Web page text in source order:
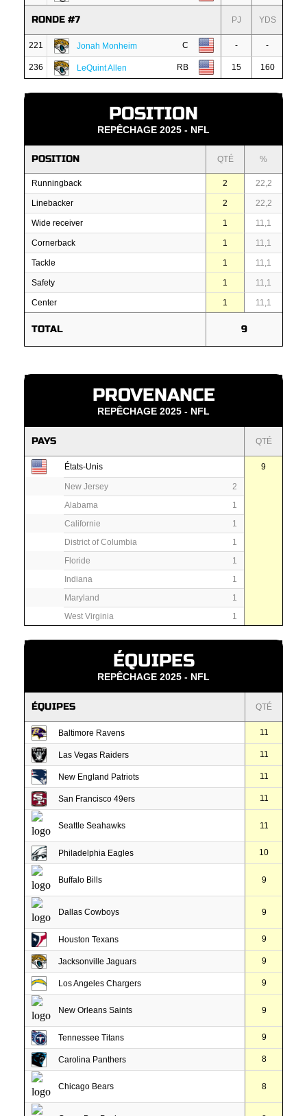
RONDE #7 PJ YDS
221 Jonah Monheim C - -
236 LeQuint Allen RB 15 160
POSITION
REPÊCHAGE 2025 - NFL
POSITION QTÉ %
Runningback 2 22,2
Linebacker 2 22,2
Wide receiver 1 11,1
Cornerback 1 11,1
Tackle 1 11,1
Safety 1 11,1
Center 1 11,1
TOTAL 9
PROVENANCE
REPÊCHAGE 2025 - NFL
PAYS QTÉ
États-Unis 9
New Jersey
2
Alabama
1
Californie
1
District of Columbia
1
Floride
1
Indiana
1
Maryland
1
West Virginia
1
ÉQUIPES
REPÊCHAGE 2025 - NFL
ÉQUIPES QTÉ
Baltimore Ravens 11
Las Vegas Raiders 11
New England Patriots 11
San Francisco 49ers 11
Seattle Seahawks 11
Philadelphia Eagles 10
Buffalo Bills 9
Dallas Cowboys 9
Houston Texans 9
Jacksonville Jaguars 9
Los Angeles Chargers 9
New Orleans Saints 9
Tennessee Titans 9
Carolina Panthers 8
Chicago Bears 8